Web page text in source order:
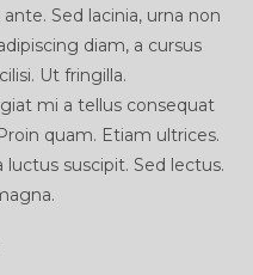
Sed lacinia, urna non
diam, a cursus
Ut fringilla.
mi a tellus consequat
quam. Etiam ultrices.
suscipit. Sed lectus.